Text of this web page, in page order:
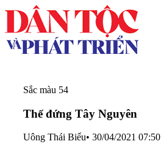
Sắc màu 54
Thế đứng Tây Nguyên
Uông Thái Biểu• 30/04/2021 07:50